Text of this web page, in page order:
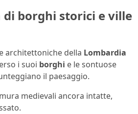
di borghi storici e ville
architettoniche della Lombardia
i suoi borghi e le sontuose
il paesaggio.
medievali ancora intatte,